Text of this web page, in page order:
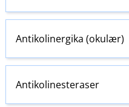
Antikolinergika (okulær)
Antikolinesteraser